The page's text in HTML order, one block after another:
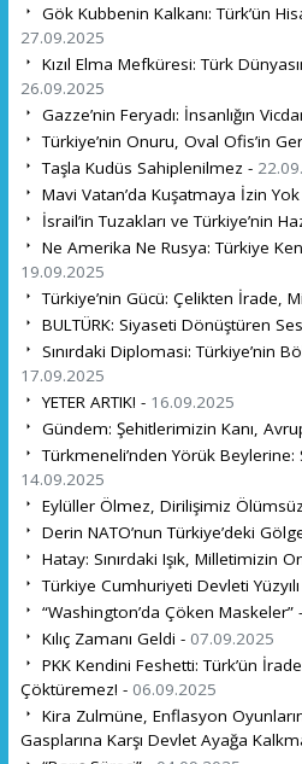
Gök Kubbenin Kalkanı: Türk’ün
27.09.2025
Kızıl Elma Mefküresi: Türk
26.09.2025
Gazze’nin Feryadı: İnsanlığın
Türkiye’nin Onuru, Oval Ofis’in
Taşla Kudüs Sahiplenilmez -
Mavi Vatan’da Kuşatmaya İzin
İsrail’in Tuzakları ve Türkiye’nin
Ne Amerika Ne Rusya: Türkiye
19.09.2025
Türkiye’nin Gücü: Çelikten İrade,
BULTÜRK: Siyaseti Dönüştüren
Sınırdaki Diplomasi: Türkiye’nin
17.09.2025
YETER ARTIK! - 16.09.2025
Gündem: Şehitlerimizin Kanı,
Türkmeneli’nden Yörük Beylerine:
14.09.2025
Eylüller Ölmez, Dirilişimiz
Derin NATO’nun Türkiye’deki
Hatay: Sınırdaki Işık, Milletimizin
Türkiye Cumhuriyeti Devleti
“Washington’da Çöken Maskeler” -
Kılıç Zamanı Geldi - 07.09.2025
PKK Kendini Feshetti: Türk’ün
Çöktüremez! - 06.09.2025
Kira Zulmüne, Enflasyon
Gasplarına Karşı Devlet Ayağa